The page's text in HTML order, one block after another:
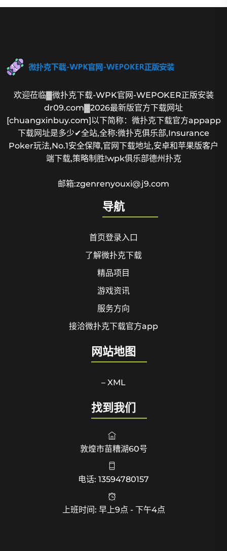
欢迎莅临▓微扑克下载-WPK官网-WEPOKER正版安装
dr09.com▓2026最新版官方下载网址
[chuangxinbuy.com]以下简称：微扑克下载官方appapp
下载网址是多少✔全站,全称:微扑克俱乐部,Insurance
Poker玩法,No.1安全保障,官网下载地址,安卓和苹果版客户
端下载,策略制胜!wpk俱乐部德州扑克
邮箱:zgenrenyouxi@j9.com
导航
首页登录入口
了解微扑克下载
精品项目
游戏资讯
服务方向
接洽微扑克下载官方app
网站地图
– XML
找到我们
敦煌市苗糟湖60号
电话: 13594780157
上班时间: 早上9点 - 下午4点